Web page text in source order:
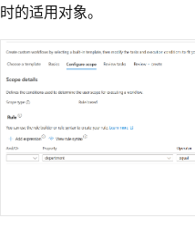
时的适用对象。